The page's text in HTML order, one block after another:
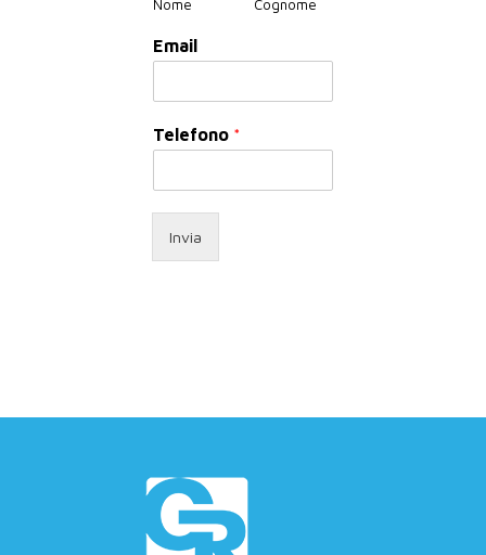
Nome Cognome
Email
Telefono *
Invia